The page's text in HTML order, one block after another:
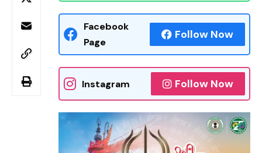
Facebook
Page
Follow Now
Instagram Follow Now